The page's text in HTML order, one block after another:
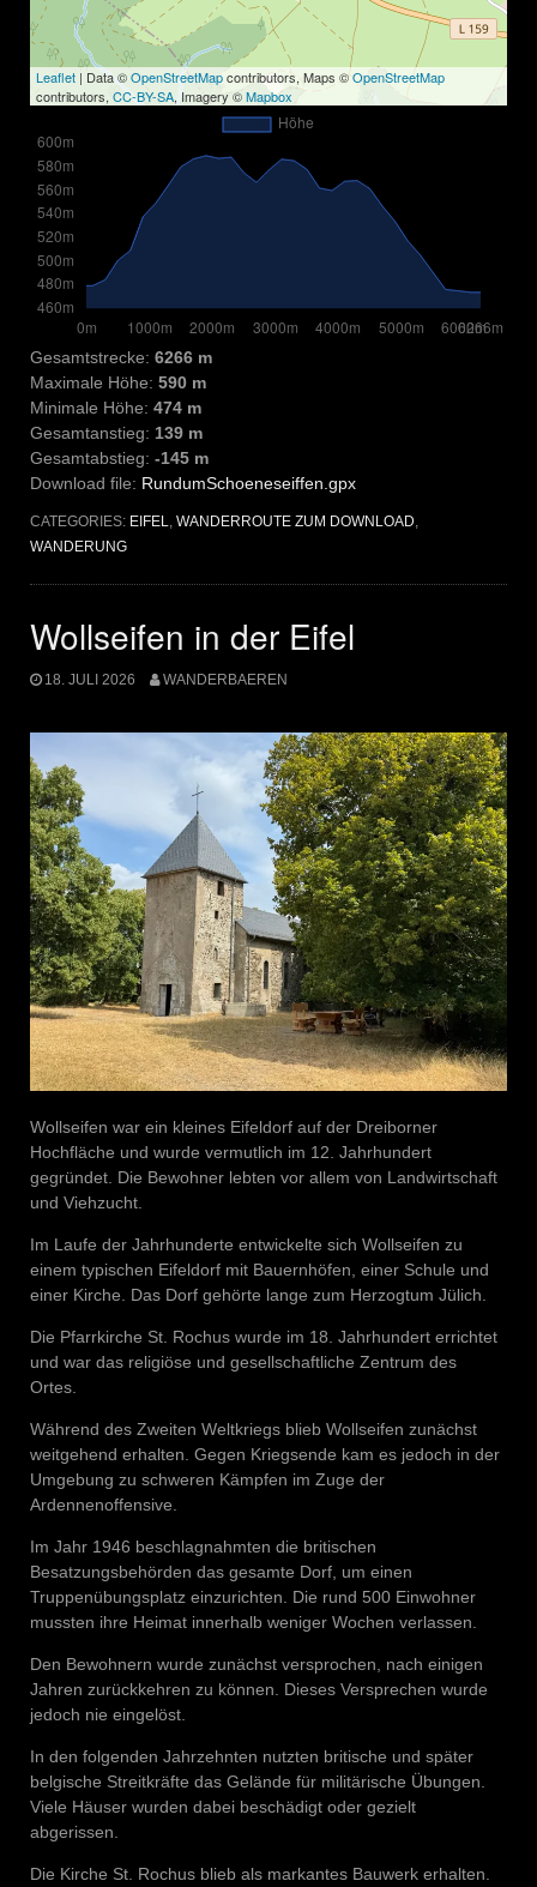
Leaflet | Data ©OpenStreetMapcontributors, Maps ©OpenStreetMap
contributors, CC-BY-SA, Imagery ©Mapbox
Gesamtstrecke: 6266 m
Maximale Höhe: 590 m
Minimale Höhe: 474 m
Gesamtanstieg: 139 m
Gesamtabstieg: -145 m
Download file: RundumSchoeneseiffen.gpx
CATEGORIES: EIFEL, WANDERROUTE ZUM DOWNLOAD,
WANDERUNG
Wollseifen in der Eifel
18. JULI 2026 WANDERBAEREN
Wollseifen war ein kleines Eifeldorf auf der Dreiborner
Hochfläche und wurde vermutlich im 12. Jahrhundert
gegründet. Die Bewohner lebten vor allem von Landwirtschaft
und Viehzucht.
Im Laufe der Jahrhunderte entwickelte sich Wollseifen zu
einem typischen Eifeldorf mit Bauernhöfen, einer Schule und
einer Kirche. Das Dorf gehörte lange zum Herzogtum Jülich.
Die Pfarrkirche St. Rochus wurde im 18. Jahrhundert errichtet
und war das religiöse und gesellschaftliche Zentrum des
Ortes.
Während des Zweiten Weltkriegs blieb Wollseifen zunächst
weitgehend erhalten. Gegen Kriegsende kam es jedoch in der
Umgebung zu schweren Kämpfen im Zuge der
Ardennenoffensive.
Im Jahr 1946 beschlagnahmten die britischen
Besatzungsbehörden das gesamte Dorf, um einen
Truppenübungsplatz einzurichten. Die rund 500 Einwohner
mussten ihre Heimat innerhalb weniger Wochen verlassen.
Den Bewohnern wurde zunächst versprochen, nach einigen
Jahren zurückkehren zu können. Dieses Versprechen wurde
jedoch nie eingelöst.
In den folgenden Jahrzehnten nutzten britische und später
belgische Streitkräfte das Gelände für militärische Übungen.
Viele Häuser wurden dabei beschädigt oder gezielt
abgerissen.
Die Kirche St. Rochus blieb als markantes Bauwerk erhalten.